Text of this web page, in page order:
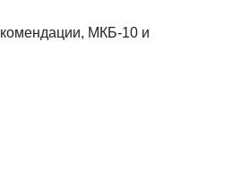
МКБ-10 и